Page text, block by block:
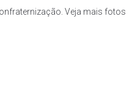
Veja mais fotos